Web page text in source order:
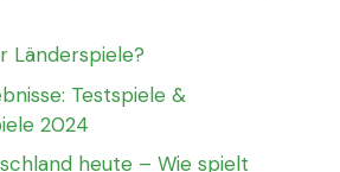
Länderspiele?
Testspiele &
2024
heute – Wie spielt